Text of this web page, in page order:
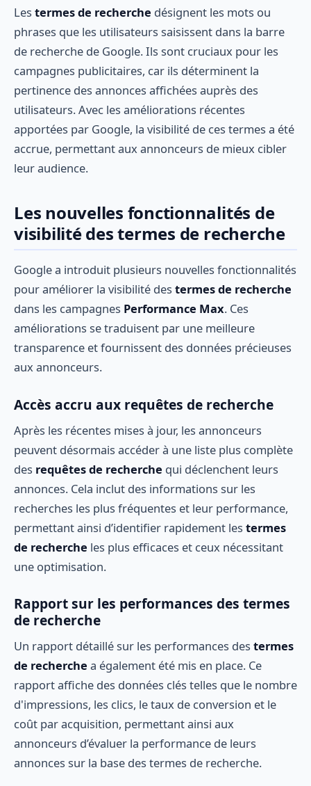
Les termes de recherche désignent les mots ou
phrases que les utilisateurs saisissent dans la barre
de recherche de Google. Ils sont cruciaux pour les
campagnes publicitaires, car ils déterminent la
pertinence des annonces affichées auprès des
utilisateurs. Avec les améliorations récentes
apportées par Google, la visibilité de ces termes a été
accrue, permettant aux annonceurs de mieux cibler
leur audience.
Les nouvelles fonctionnalités de
visibilité des termes de recherche
Google a introduit plusieurs nouvelles fonctionnalités
pour améliorer la visibilité des termes de recherche
dans les campagnes Performance Max. Ces
améliorations se traduisent par une meilleure
transparence et fournissent des données précieuses
aux annonceurs.
Accès accru aux requêtes de recherche
Après les récentes mises à jour, les annonceurs
peuvent désormais accéder à une liste plus complète
des requêtes de recherche qui déclenchent leurs
annonces. Cela inclut des informations sur les
recherches les plus fréquentes et leur performance,
permettant ainsi d’identifier rapidement les termes
de recherche les plus efficaces et ceux nécessitant
une optimisation.
Rapport sur les performances des termes
de recherche
Un rapport détaillé sur les performances des termes
de recherche a également été mis en place. Ce
rapport affiche des données clés telles que le nombre
d'impressions, les clics, le taux de conversion et le
coût par acquisition, permettant ainsi aux
annonceurs d’évaluer la performance de leurs
annonces sur la base des termes de recherche.